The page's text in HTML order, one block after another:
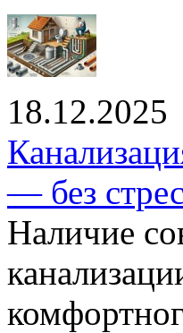
18.12.2025
— без
Наличие